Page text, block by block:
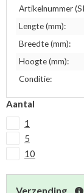
Artikelnummer
Lengte (mm):
Breedte (mm):
Hoogte (mm):
Conditie:
Aantal
1
5
10
Verzending